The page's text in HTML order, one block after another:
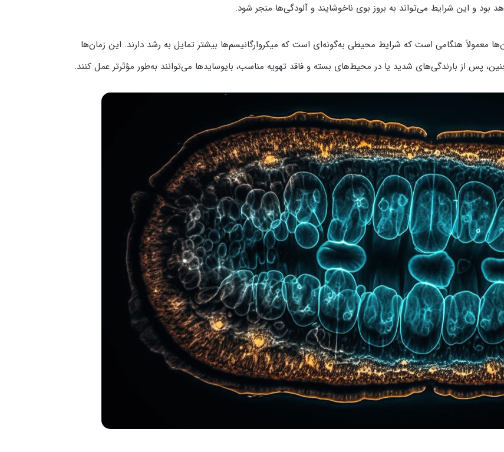
بود و این شرایط می‌تواند به بروز بوی ناخوشایند و آلودگی‌ها منجر شود.
آن‌ها معمولاً هنگامی است که شرایط محیطی به‌گونه‌ای است که میکروارگانیسم‌ها بیشتر تمایل به رشد دارند. این زمان‌ها
پس از بارندگی‌های شدید یا در محیط‌های بسته و فاقد تهویه مناسب، بایوسایدها می‌توانند به‌طور مؤثرتر عمل کنند.